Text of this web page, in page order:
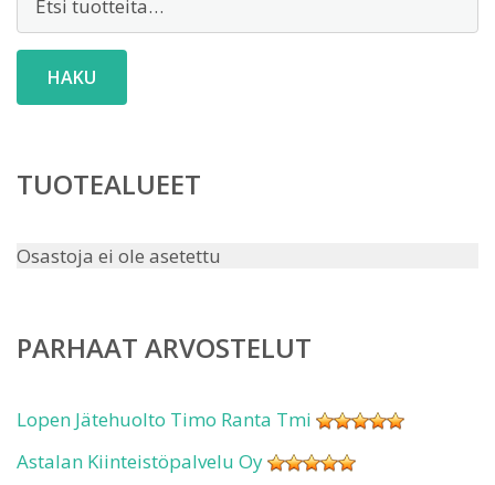
HAKU
TUOTEALUEET
Osastoja ei ole asetettu
PARHAAT ARVOSTELUT
Lopen Jätehuolto Timo Ranta Tmi
Astalan Kiinteistöpalvelu Oy